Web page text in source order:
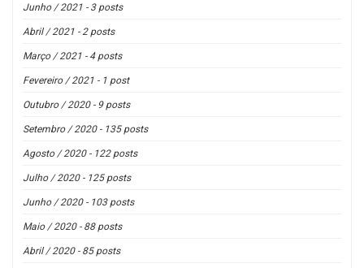
Junho / 2021 - 3 posts
Abril / 2021 - 2 posts
Março / 2021 - 4 posts
Fevereiro / 2021 - 1 post
Outubro / 2020 - 9 posts
Setembro / 2020 - 135 posts
Agosto / 2020 - 122 posts
Julho / 2020 - 125 posts
Junho / 2020 - 103 posts
Maio / 2020 - 88 posts
Abril / 2020 - 85 posts